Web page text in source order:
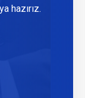
hazırız.